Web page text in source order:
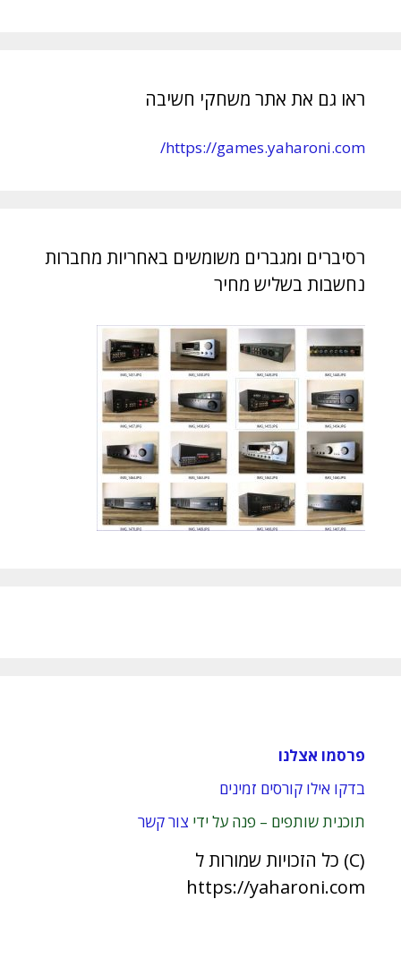
ראו גם את אתר משחקי חשיבה
https://games.yaharoni.com/
רסיברים ומגברים משומשים באחריות מחברות
נחשבות בשליש מחיר
פרסמו אצלנו
בדקו אילו קורסים זמינים
תוכנית שותפים – פנה על ידי צור קשר
(C) כל הזכויות שמורות ל
https://yaharoni.com